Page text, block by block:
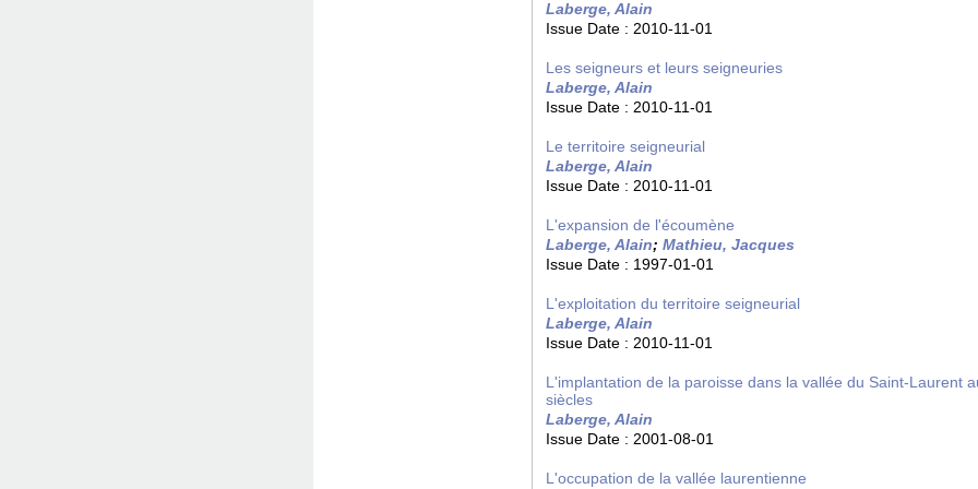
Laberge, Alain
Issue Date : 2010-11-01
Les seigneurs et leurs seigneuries
Laberge, Alain
Issue Date : 2010-11-01
Le territoire seigneurial
Laberge, Alain
Issue Date : 2010-11-01
L'expansion de l'écoumène
Laberge, Alain; Mathieu, Jacques
Issue Date : 1997-01-01
L'exploitation du territoire seigneurial
Laberge, Alain
Issue Date : 2010-11-01
L'implantation de la paroisse dans la vallée du Saint-Laurent
siècles
Laberge, Alain
Issue Date : 2001-08-01
L'occupation de la vallée laurentienne